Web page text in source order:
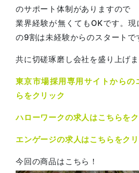
のサポート体制がありますので
業界経験が無くてもOKです。現
の9割は未経験からのスタートで
共に切磋琢磨し会社を盛り上げ
東京市場採用専用サイトからの
らをクリック
ハローワークの求人はこちらを
エンゲージの求人はこちらをク
今回の商品はこちら！